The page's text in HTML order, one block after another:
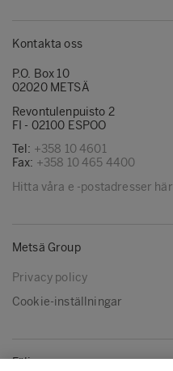
Kontakta oss
P.O. Box 10
02020 METSÄ
Revontulenpuisto 2
FI - 02100 ESPOO
Tel: +358 10 4601
Fax: +358 10 465 4400
Hitta våra e -postadresser här
Metsä Group
Privacy policy
Cookie-inställningar
Följ oss